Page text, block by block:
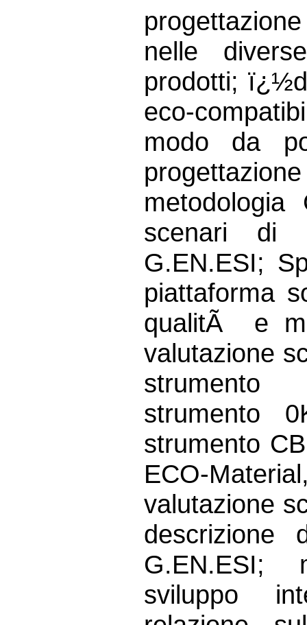
nelle
prodotti;
eco-
modo da
metodologia
scenari di
G.EN.ESI;
piattaforma
qualitÃ e
valutazione
strumento
strumento
strumento
ECO-
valutazione
descrizione
G.EN.ESI;
sviluppo